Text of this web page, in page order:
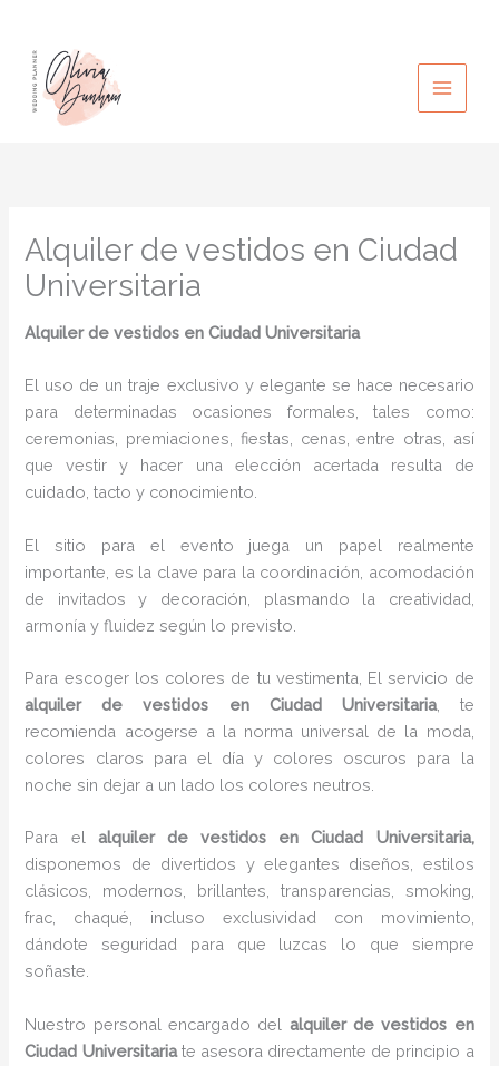
contenido
Alquiler de vestidos en Ciudad
Universitaria
Alquiler de vestidos en Ciudad Universitaria
El uso de un traje exclusivo y elegante se hace necesario
para determinadas ocasiones formales, tales como:
ceremonias, premiaciones, fiestas, cenas, entre otras, así
que vestir y hacer una elección acertada resulta de
cuidado, tacto y conocimiento.
El sitio para el evento juega un papel realmente
importante, es la clave para la coordinación, acomodación
de invitados y decoración, plasmando la creatividad,
armonía y fluidez según lo previsto.
Para escoger los colores de tu vestimenta, El servicio de
alquiler de vestidos en Ciudad Universitaria, te
recomienda acogerse a la norma universal de la moda,
colores claros para el día y colores oscuros para la
noche sin dejar a un lado los colores neutros.
Para el alquiler de vestidos
en Ciudad Universitaria,
disponemos de divertidos y elegantes diseños, estilos
clásicos, modernos, brillantes, transparencias, smoking,
frac, chaqué, incluso exclusividad con movimiento,
dándote seguridad para que luzcas lo que siempre
soñaste.
Nuestro personal encargado del alquiler de vestidos en
Ciudad Universitariate asesora directamente de principio a